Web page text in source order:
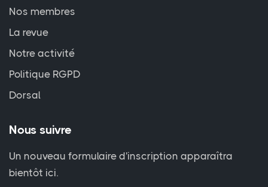
Nos membres
La revue
Notre activité
Politique RGPD
Dorsal
Nous suivre
Un nouveau formulaire d'inscription apparaîtra
bientôt ici.